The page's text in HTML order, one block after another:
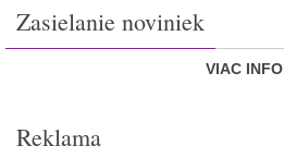
Zasielanie noviniek
VIAC INFO
Reklama